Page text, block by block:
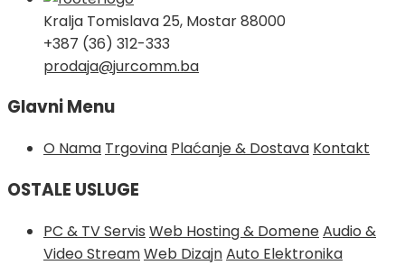
Kralja Tomislava 25, Mostar 88000
+387 (36) 312-333
prodaja@jurcomm.ba
Glavni Menu
O Nama Trgovina Plaćanje & Dostava Kontakt
OSTALE USLUGE
PC & TV Servis Web Hosting & DomeneAudio &
Video StreamWeb DizajnAuto Elektronika